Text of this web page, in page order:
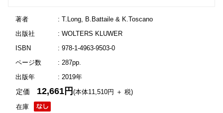
著者
: T.Long, B.Battaile & K.Toscano
出版社
: WOLTERS KLUWER
ISBN
: 978-1-4963-9503-0
ページ数
: 287pp.
出版年
: 2019年
在庫
定価 12,661円(本体11,510円 ＋ 税)